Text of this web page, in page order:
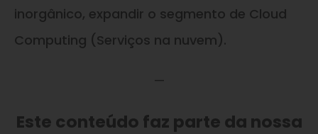
inorgânico, expandir o segmento de Cloud
Computing (Serviços na nuvem).
—
Este conteúdo faz parte da nossa